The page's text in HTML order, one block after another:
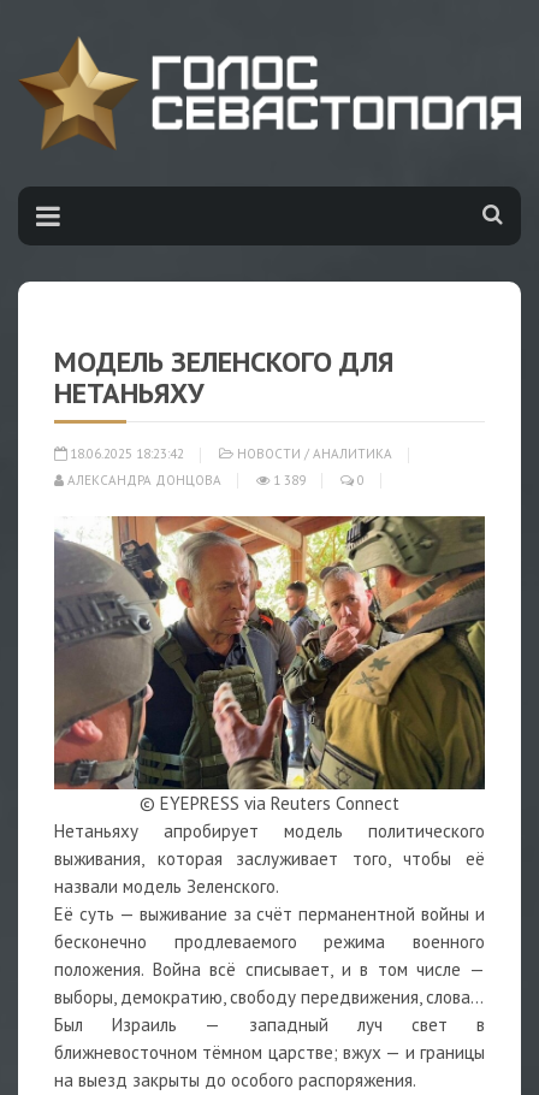
МОДЕЛЬ ЗЕЛЕНСКОГО ДЛЯ
НЕТАНЬЯХУ
18.06.2025 18:23:42 НОВОСТИ / АНАЛИТИКА
АЛЕКСАНДРА ДОНЦОВА
1 389 0
© EYEPRESS via Reuters Connect
Нетаньяху апробирует модель политического
выживания, которая заслуживает того, чтобы её
назвали модель Зеленского.
Её суть — выживание за счёт перманентной войны и
бесконечно продлеваемого режима военного
положения. Война всё списывает, и в том числе —
выборы, демократию, свободу передвижения, слова…
Был Израиль — западный луч свет в
ближневосточном тёмном царстве; вжух — и границы
на выезд закрыты до особого распоряжения.